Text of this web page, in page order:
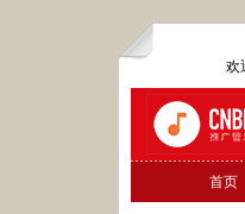
欢
首页